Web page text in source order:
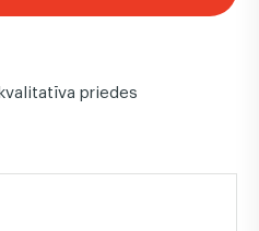
priedes